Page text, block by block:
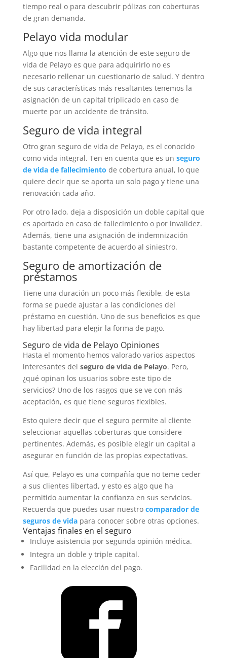
tiempo real o para descubrir pólizas con coberturas
de gran demanda.
Pelayo vida modular
Algo que nos llama la atención de este seguro de
vida de Pelayo es que para adquirirlo no es
necesario rellenar un cuestionario de salud. Y dentro
de sus características más resaltantes tenemos la
asignación de un capital triplicado en caso de
muerte por un accidente de tránsito.
Seguro de vida integral
Otro gran seguro de vida de Pelayo, es el conocido
como vida integral. Ten en cuenta que es un seguro
de vida de fallecimiento de cobertura anual, lo que
quiere decir que se aporta un solo pago y tiene una
renovación cada año.
Por otro lado, deja a disposición un doble capital que
es aportado en caso de fallecimiento o por invalidez.
Además, tiene una asignación de indemnización
bastante competente de acuerdo al siniestro.
Seguro de amortización de
préstamos
Tiene una duración un poco más flexible, de esta
forma se puede ajustar a las condiciones del
préstamo en cuestión. Uno de sus beneficios es que
hay libertad para elegir la forma de pago.
Seguro de vida de Pelayo Opiniones
Hasta el momento hemos valorado varios aspectos
interesantes del seguro de vida de Pelayo. Pero,
¿qué opinan los usuarios sobre este tipo de
servicios? Uno de los rasgos que se ve con más
aceptación, es que tiene seguros flexibles.
Esto quiere decir que el seguro permite al cliente
seleccionar aquellas coberturas que considere
pertinentes. Además, es posible elegir un capital a
asegurar en función de las propias expectativas.
Así que, Pelayo es una compañía que no teme ceder
a sus clientes libertad, y esto es algo que ha
permitido aumentar la confianza en sus servicios.
Recuerda que puedes usar nuestro comparador de
seguros de vidapara conocer sobre otras opciones.
Ventajas finales en el seguro
Incluye asistencia por segunda opinión médica.
Integra un doble y triple capital.
Facilidad en la elección del pago.